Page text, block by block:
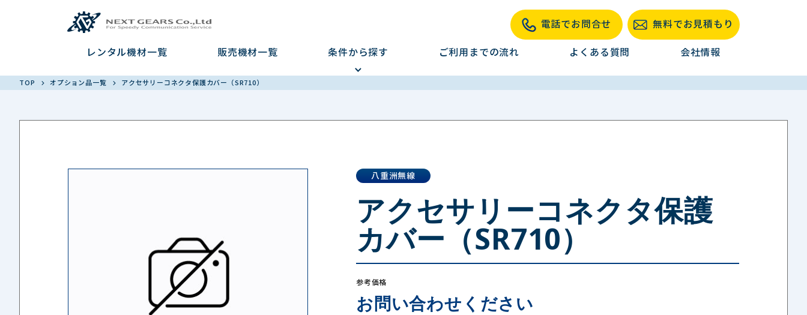
電話でお問合せ 無料でお見積もり
レンタル機材一覧 販売機材一覧 条件から探す ご利用までの流れ よくある質問 会社情報
TOP オプション品一覧 アクセサリーコネクタ保護カバー（SR710）
八重洲無線
アクセサリーコネクタ保護
カバー（SR710）
参考価格
お問い合わせください